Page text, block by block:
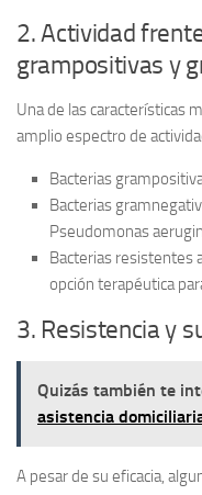
2. Actividad
grampositivas y
Una de las características
amplio espectro de
Bacterias
Bacterias
Pseudomonas
Bacterias resistentes
opción terapéutica
3. Resistencia y
Quizás también te
asistencia
A pesar de su eficacia,